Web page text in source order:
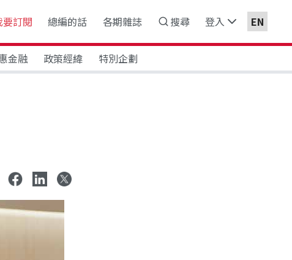
要訂閱 總編的話 各期雜誌 搜尋 登入 EN
金融 政策經緯 特別企劃